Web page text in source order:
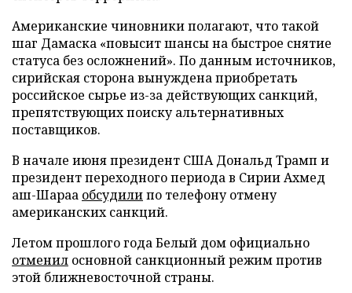
Американские чиновники полагают, что такой
шаг Дамаска «повысит шансы на быстрое снятие
статуса без осложнений». По данным источников,
сирийская сторона вынуждена приобретать
российское сырье из-за действующих санкций,
препятствующих поиску альтернативных
поставщиков.
В начале июня президент США Дональд Трамп и
президент переходного периода в Сирии Ахмед
аш-Шараа обсудилипо телефону отмену
американских санкций.
Летом прошлого года Белый дом официально
отменил основной санкционный режим против
этой ближневосточной страны.